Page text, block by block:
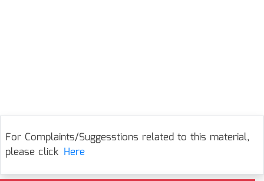
For Complaints/Suggesstions related to this material,
please click Here